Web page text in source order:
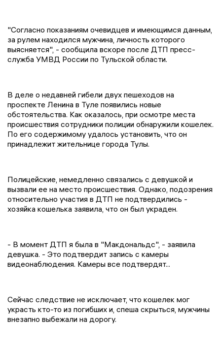
"Согласно показаниям очевидцев и имеющимся данным,
за рулем находился мужчина, личность которого
выясняется", - сообщила вскоре после ДТП пресс-
служба УМВД России по Тульской области.
В деле о недавней гибели двух пешеходов на
проспекте Ленина в Туле появились новые
обстоятельства. Как оказалось, при осмотре места
происшествия сотрудники полиции обнаружили кошелек.
По его содержимому удалось установить, что он
принадлежит жительнице города Тулы.
Полицейские, немедленно связались с девушкой и
вызвали ее на место происшествия. Однако, подозрения
относительно участия в ДТП не подтвердились -
хозяйка кошелька заявила, что он был украден.
- В момент ДТП я была в "Макдональдс", - заявила
девушка. - Это подтвердит запись с камеры
видеонаблюдения. Камеры все подтвердят...
Сейчас следствие не исключает, что кошелек мог
украсть кто-то из погибших и, спеша скрыться, мужчины
внезапно выбежали на дорогу.